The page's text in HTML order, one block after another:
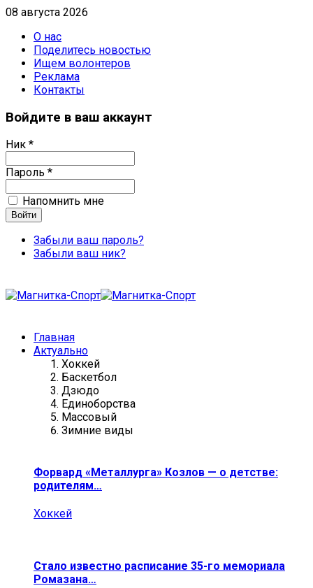
08 августа 2026
О нас
Поделитесь новостью
Ищем волонтеров
Реклама
Контакты
Войдите в ваш аккаунт
Ник *
Пароль *
Напомнить мне
Забыли ваш пароль?
Забыли ваш ник?
Главная
Актуально
Хоккей
Баскетбол
Дзюдо
Единоборства
Массовый
Зимние виды
Форвард «Металлурга» Козлов — о детстве:
родителям…
Хоккей
Стало известно расписание 35-го мемориала
Ромазана…